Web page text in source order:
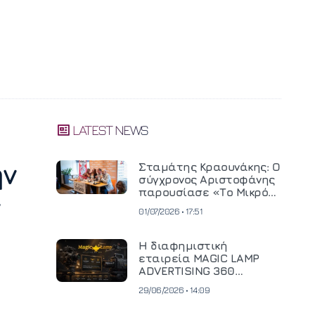
LATEST NEWS
Σταμάτης Κραουνάκης: Ο
σύγχρονος Αριστοφάνης
παρουσίασε «Το Μικρό
01/07/2026 • 17:51
Η διαφημιστική
εταιρεία MAGIC LAMP
ADVERTISING 360
κινηματογραφική
29/06/2026 • 14:09